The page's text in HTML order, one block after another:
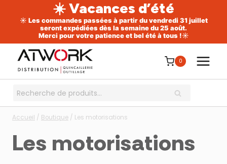
☀️ Vacances d’été
☀️ Les commandes passées à partir du vendredi 31 juillet
seront expédiées dès la semaine du 25 août.
Merci pour votre patience et bel été à tous !☀️
contenu
0
Recherche
RECHERCHE
Accueil / Boutique / Les motorisations
Les motorisations